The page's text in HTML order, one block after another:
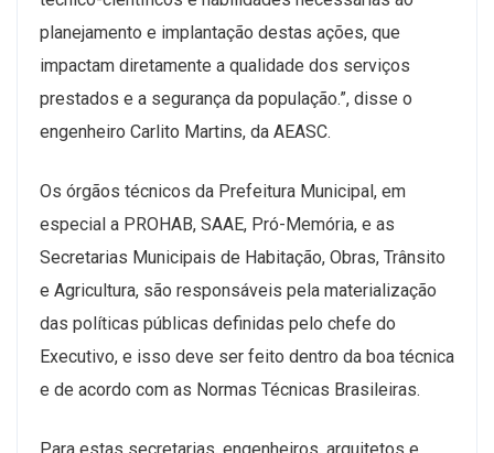
planejamento e implantação destas ações, que
impactam diretamente a qualidade dos serviços
prestados e a segurança da população.”, disse o
engenheiro Carlito Martins, da AEASC.
Os órgãos técnicos da Prefeitura Municipal, em
especial a PROHAB, SAAE, Pró-Memória, e as
Secretarias Municipais de Habitação, Obras, Trânsito
e Agricultura, são responsáveis pela materialização
das políticas públicas definidas pelo chefe do
Executivo, e isso deve ser feito dentro da boa técnica
e de acordo com as Normas Técnicas Brasileiras.